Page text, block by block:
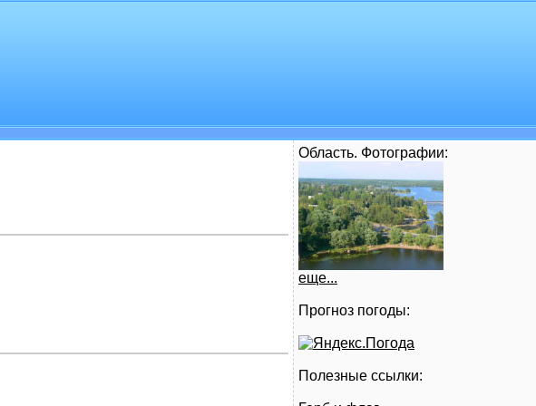
Область. Фотографии:
еще...
Прогноз погоды:
Полезные ссылки: